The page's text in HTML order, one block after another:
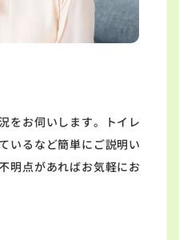
をお伺いします。トイレ
いるなど簡単にご説明い
明点があればお気軽にお